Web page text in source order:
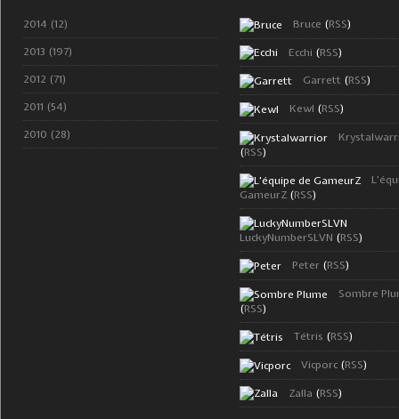
2014 (12)
2013 (197)
2012 (71)
2011 (54)
2010 (28)
Bruce (RSS)
Ecchi (RSS)
Garrett (RSS)
Kewl (RSS)
(RSS)
GameurZ (RSS)
LuckyNumberSLVN (RSS)
Peter (RSS)
Sombre
(RSS)
Tétris (RSS)
Vicporc (RSS)
Zalla (RSS)